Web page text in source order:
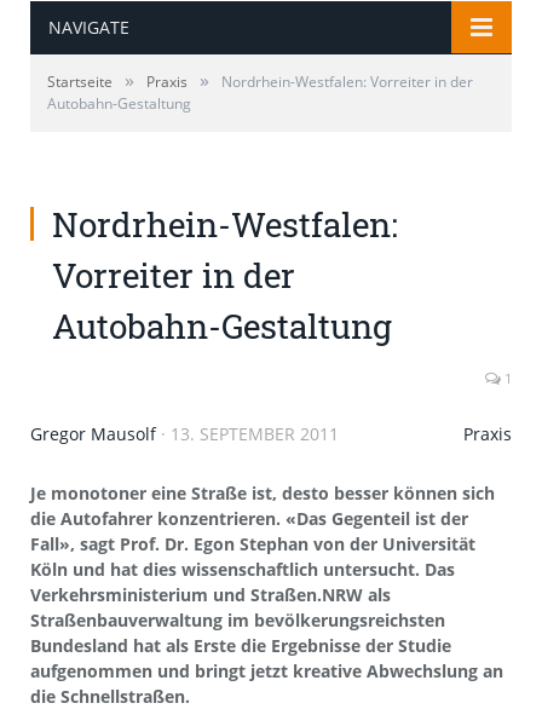
NAVIGATE
Startseite » Praxis »
Nordrhein-Westfalen: Vorreiter in der
Autobahn-Gestaltung
Nordrhein-Westfalen:
Vorreiter in der
Autobahn-Gestaltung
1
Gregor Mausolf · 13. SEPTEMBER 2011 Praxis
Je monotoner eine Straße ist, desto besser können sich
die Autofahrer konzentrieren. «Das Gegenteil ist der
Fall», sagt Prof. Dr. Egon Stephan von der Universität
Köln und hat dies wissenschaftlich untersucht. Das
Verkehrsministerium und Straßen.NRW als
Straßenbauverwaltung im bevölkerungsreichsten
Bundesland hat als Erste die Ergebnisse der Studie
aufgenommen und bringt jetzt kreative Abwechslung an
die Schnellstraßen.